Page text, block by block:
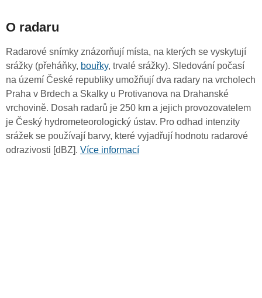
O radaru
Radarové snímky znázorňují místa, na kterých se vyskytují
srážky (přeháňky, bouřky, trvalé srážky). Sledování počasí
na území České republiky umožňují dva radary na vrcholech
Praha v Brdech a Skalky u Protivanova na Drahanské
vrchovině. Dosah radarů je 250 km a jejich provozovatelem
je Český hydrometeorologický ústav. Pro odhad intenzity
srážek se používají barvy, které vyjadřují hodnotu radarové
odrazivosti [dBZ]. Více informací